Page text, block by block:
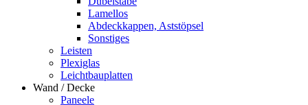
Lamellos
Abdeckkappen, Aststöpsel
Sonstiges
Leisten
Plexiglas
Leichtbauplatten
Wand / Decke
Paneele